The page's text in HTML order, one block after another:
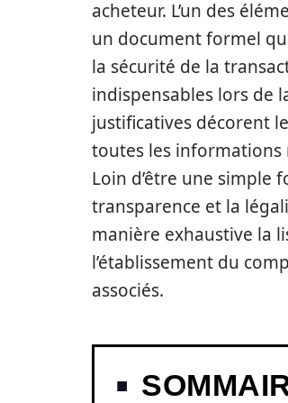
acheteur. L’un des
un document formel
la sécurité de la
indispensables lors de
justificatives décorent
toutes les informations
Loin d’être une simple
transparence et la
manière exhaustive la
l’établissement du
associés.